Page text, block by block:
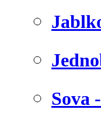
Sova